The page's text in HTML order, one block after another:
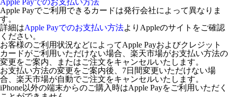
Apple Payでご利用できるカードは発行会社によって異なりま
す。
詳細はApple Payでのお支払い方法よりAppleのサイトをご確認
ください。
お客様のご利用状況などによってApple Payおよびクレジット
カードがご利用いただけない場合、楽天市場がお支払い方法の
変更をご案内、またはご注文をキャンセルいたします。
お支払い方法の変更をご案内後、7日間変更いただけない場
合、楽天市場が自動でご注文をキャンセルいたします。
iPhone以外の端末からのご購入時はApple Payをご利用いただく